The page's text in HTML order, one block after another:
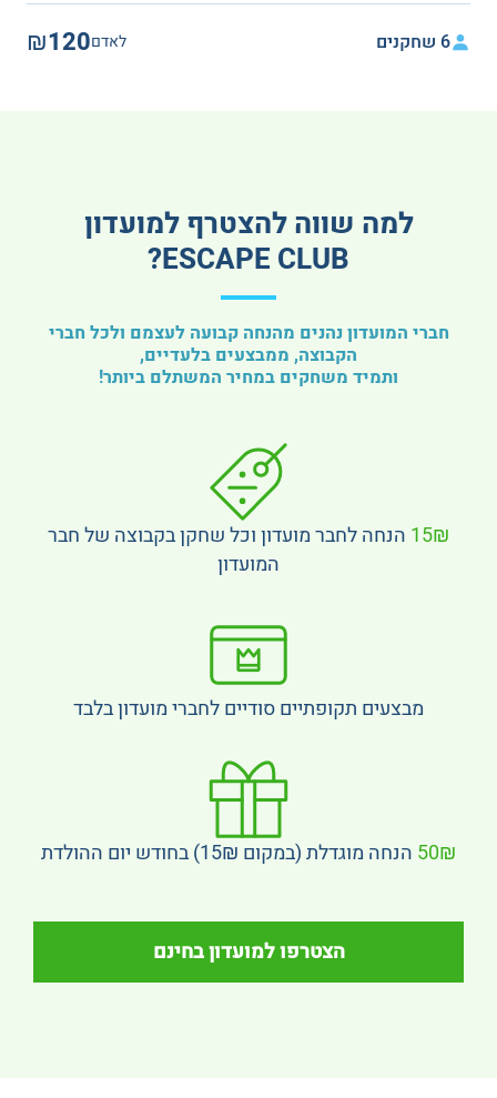
6 שחקנים לאדם₪120
למה שווה להצטרף למועדון
ESCAPE CLUB?
חברי המועדון נהנים מהנחה קבועה לעצמם ולכל חברי
הקבוצה, ממבצעים בלעדיים,
ותמיד משחקים במחיר המשתלם ביותר!
15₪ הנחה לחבר מועדון וכל שחקן בקבוצה של חבר
המועדון
מבצעים תקופתיים סודיים לחברי מועדון בלבד
50₪ הנחה מוגדלת (במקום 15₪) בחודש יום ההולדת
הצטרפו למועדון בחינם